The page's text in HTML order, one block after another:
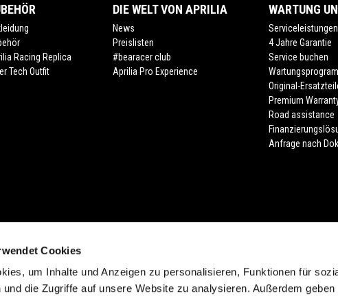
Cookies
um Inhalte und Anzeigen zu personalisieren, Funktionen für
und die Zugriffe auf unsere Website zu analysieren. Außerdem geben
Racing Replica
Tech Outfit
DIE WELT VON APRILIA
News
Preislisten
#bearacer club
Aprilia Pro Experience
WARTUNG
4 Jahre Garantie
Service buchen
Original-
Premium
Road assistance
Anfrage nach
der Farbe. Verfügbarkeiten, eventuelle Abweichungen von Ausstattung,